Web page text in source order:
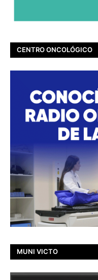
CENTRO ONCOLÓGICO
MUNI VICTO